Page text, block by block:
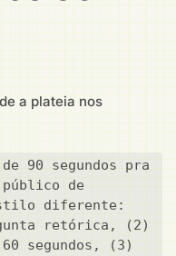
a plateia nos
90 segundos pra
de
diferente:
retórica, (2)
segundos, (3)